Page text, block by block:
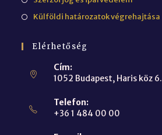
Külföldi határozatok végrehajtása
Elérhetőség
Cím:
1052 Budapest, Haris köz 6.
Telefon:
+36 1 484 00 00